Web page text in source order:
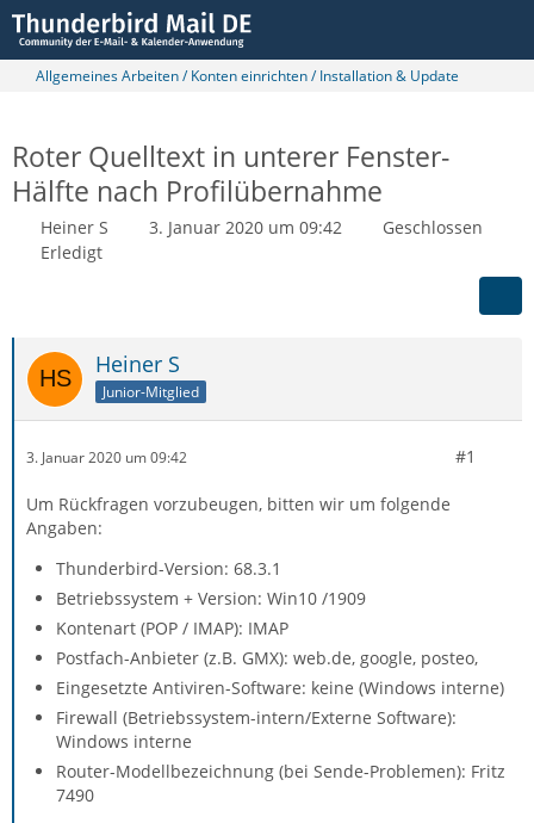
Allgemeines Arbeiten / Konten einrichten / Installation & Update
Roter Quelltext in unterer Fenster-
Hälfte nach Profilübernahme
Heiner S 3. Januar 2020 um 09:42
Geschlossen
Erledigt
Heiner S
Junior-Mitglied
3. Januar 2020 um 09:42 #1
Um Rückfragen vorzubeugen, bitten wir um folgende
Angaben:
Thunderbird-Version: 68.3.1
Betriebssystem + Version: Win10 /1909
Kontenart (POP / IMAP): IMAP
Postfach-Anbieter (z.B. GMX): web.de, google, posteo,
Eingesetzte Antiviren-Software: keine (Windows interne)
Firewall (Betriebssystem-intern/Externe Software):
Windows interne
Router-Modellbezeichnung (bei Sende-Problemen): Fritz
7490